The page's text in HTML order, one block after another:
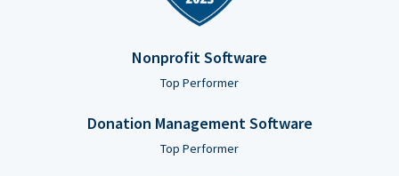
Nonprofit Software
Top Performer
Donation Management Software
Top Performer